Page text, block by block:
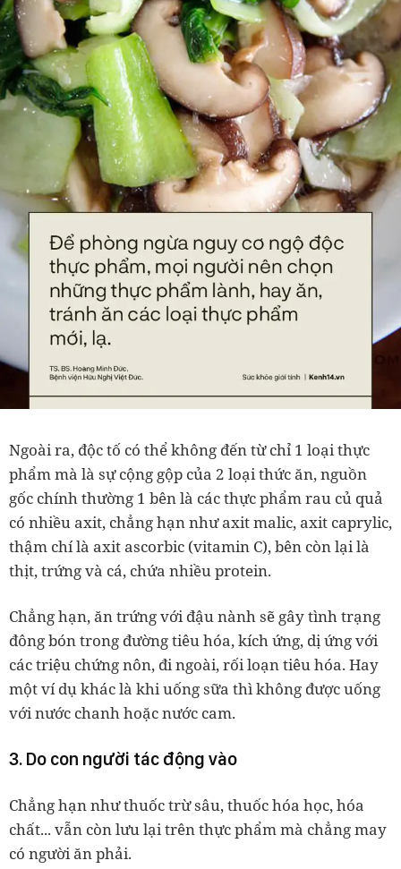
Ngoài ra, độc tố có thể không đến từ chỉ 1 loại thực
phẩm mà là sự cộng gộp của 2 loại thức ăn, nguồn
gốc chính thường 1 bên là các thực phẩm rau củ quả
có nhiều axit, chẳng hạn như axit malic, axit caprylic,
thậm chí là axit ascorbic (vitamin C), bên còn lại là
thịt, trứng và cá, chứa nhiều protein.
Chẳng hạn, ăn trứng với đậu nành sẽ gây tình trạng
đông bón trong đường tiêu hóa, kích ứng, dị ứng với
các triệu chứng nôn, đi ngoài, rối loạn tiêu hóa. Hay
một ví dụ khác là khi uống sữa thì không được uống
với nước chanh hoặc nước cam.
3. Do con người tác động vào
Chẳng hạn như thuốc trừ sâu, thuốc hóa học, hóa
chất... vẫn còn lưu lại trên thực phẩm mà chẳng may
có người ăn phải.